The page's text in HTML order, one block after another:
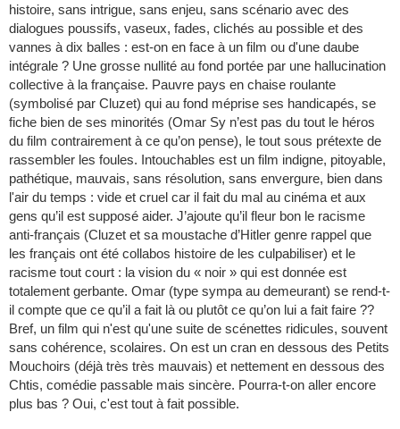
histoire, sans intrigue, sans enjeu, sans scénario avec des
dialogues poussifs, vaseux, fades, clichés au possible et des
vannes à dix balles : est-on en face à un film ou d'une daube
intégrale ? Une grosse nullité au fond portée par une hallucination
collective à la française. Pauvre pays en chaise roulante
(symbolisé par Cluzet) qui au fond méprise ses handicapés, se
fiche bien de ses minorités (Omar Sy n’est pas du tout le héros
du film contrairement à ce qu’on pense), le tout sous prétexte de
rassembler les foules. Intouchables est un film indigne, pitoyable,
pathétique, mauvais, sans résolution, sans envergure, bien dans
l'air du temps : vide et cruel car il fait du mal au cinéma et aux
gens qu’il est supposé aider. J’ajoute qu’il fleur bon le racisme
anti-français (Cluzet et sa moustache d’Hitler genre rappel que
les français ont été collabos histoire de les culpabiliser) et le
racisme tout court : la vision du « noir » qui est donnée est
totalement gerbante. Omar (type sympa au demeurant) se rend-t-
il compte que ce qu’il a fait là ou plutôt ce qu’on lui a fait faire ??
Bref, un film qui n'est qu'une suite de scénettes ridicules, souvent
sans cohérence, scolaires. On est un cran en dessous des Petits
Mouchoirs (déjà très très mauvais) et nettement en dessous des
Chtis, comédie passable mais sincère. Pourra-t-on aller encore
plus bas ? Oui, c'est tout à fait possible.